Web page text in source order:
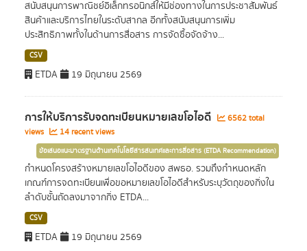
สนับสนุนการพาณิชย์อิเล็กทรอนิกส์ให้มีช่องทางในการประชาสัมพันธ์
สินค้าและบริการไทยในระดับสากล อีกทั้งสนับสนุนการเพิ่ม
ประสิทธิภาพทั้งในด้านการสื่อสาร การจัดซื้อจัดจ้าง...
CSV
ETDA 19 มิถุนายน 2569
การให้บริการรับจดทะเบียนหมายเลขโอไอดี
6562 total
views
14 recent views
ข้อเสนอแนะมาตรฐานด้านเทคโนโลยีสารสนเทศและการสื่อสาร (ETDA Recommendation)
กำหนดโครงสร้างหมายเลขโอไอดีของ สพธอ. รวมถึงกำหนดหลัก
เกณฑ์การจดทะเบียนเพื่อขอหมายเลขโอไอดีสำหรับระบุวัตถุของกิ่งใน
ลำดับชั้นถัดลงมาจากกิ่ง ETDA...
CSV
ETDA 19 มิถุนายน 2569